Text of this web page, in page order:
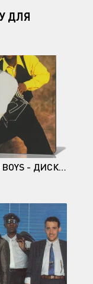
ДЛЯ
LONDON BOYS - ДИСКОГРАФИЯ (1988-2009)